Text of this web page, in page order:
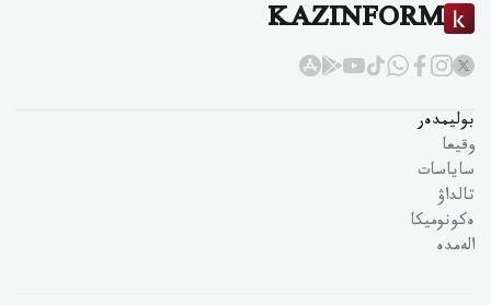
KAZINFORM
بوليمدەر
وقيعا
ساياسات
تالداۋ
ەكونوميكا
الەمدە